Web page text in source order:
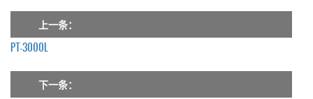
上一条：
PT-3000L
下一条：